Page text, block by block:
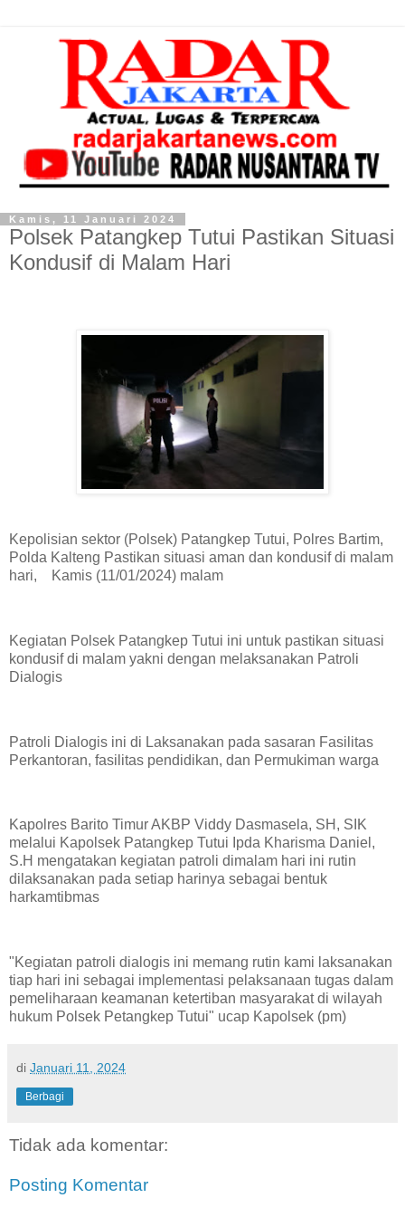
Kamis, 11 Januari 2024
Polsek Patangkep Tutui Pastikan Situasi
Kondusif di Malam Hari
Kepolisian sektor (Polsek) Patangkep Tutui, Polres Bartim,
Polda Kalteng Pastikan situasi aman dan kondusif di malam
hari, Kamis (11/01/2024) malam
Kegiatan Polsek Patangkep Tutui ini untuk pastikan situasi
kondusif di malam yakni dengan melaksanakan Patroli
Dialogis
Patroli Dialogis ini di Laksanakan pada sasaran Fasilitas
Perkantoran, fasilitas pendidikan, dan Permukiman warga
Kapolres Barito Timur AKBP Viddy Dasmasela, SH, SIK
melalui Kapolsek Patangkep Tutui Ipda Kharisma Daniel,
S.H mengatakan kegiatan patroli dimalam hari ini rutin
dilaksanakan pada setiap harinya sebagai bentuk
harkamtibmas
"Kegiatan patroli dialogis ini memang rutin kami laksanakan
tiap hari ini sebagai implementasi pelaksanaan tugas dalam
pemeliharaan keamanan ketertiban masyarakat di wilayah
hukum Polsek Petangkep Tutui" ucap Kapolsek (pm)
di Januari 11, 2024
Berbagi
Tidak ada komentar:
Posting Komentar